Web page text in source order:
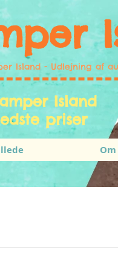
Island
priser
Island - Udlejning af
Om